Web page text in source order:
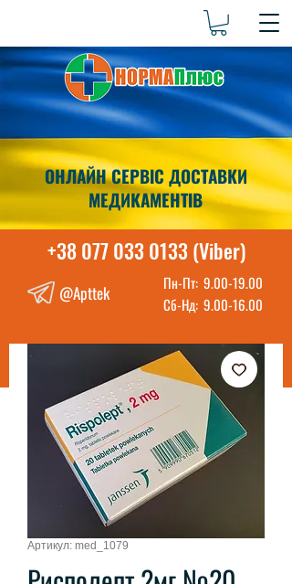
ОНЛАЙН СЕРВІС ДОСТАВКИ
МЕДИКАМЕНТІВ
+38 077 033 0133 (Viber)
@Apttek Пн-Пт: 9.00-19.00
Сб-Нд: 9.00-16.00
Артикул: med_1079